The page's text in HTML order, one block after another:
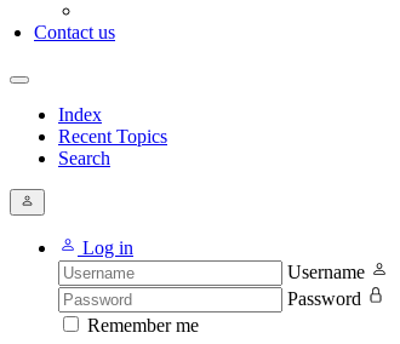
Contact us
Index
Recent Topics
Search
Log in
Username
Password
Remember me